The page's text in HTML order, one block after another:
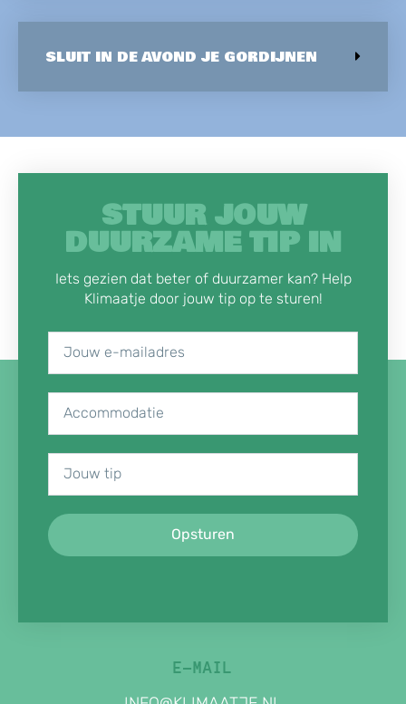
SLUIT IN DE AVOND JE GORDIJNEN
STUUR JOUW
DUURZAME TIP IN
Iets gezien dat beter of duurzamer kan? Help
Klimaatje door jouw tip op te sturen!
Opsturen
E-MAIL